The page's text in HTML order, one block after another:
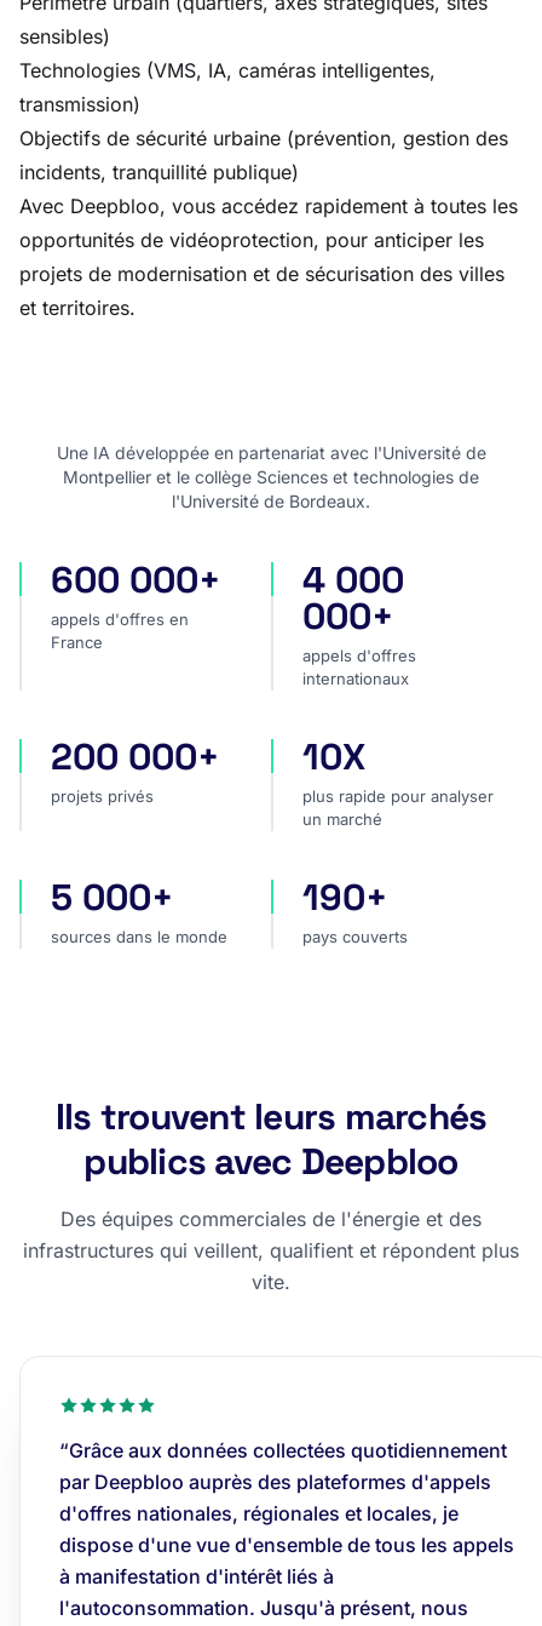
sensibles)
Technologies (VMS, IA, caméras intelligentes,
transmission)
Objectifs de sécurité urbaine (prévention, gestion des
incidents, tranquillité publique)
Avec Deepbloo, vous accédez rapidement à toutes les
opportunités de vidéoprotection, pour anticiper les
projets de modernisation et de sécurisation des villes
et territoires.
Une IA développée en partenariat avec l'Université de
Montpellier et le collège Sciences et technologies de
l'Université de Bordeaux.
appels d'offres en France
600 000+
appels d'offres en
France
appels d'offres
4 000
000+
appels d'offres
internationaux
projets privés
200 000+
projets privés
plus rapide pour analyser
10X
plus rapide pour analyser
un marché
sources dans le monde
5 000+
sources dans le monde
pays couverts
190+
pays couverts
Ils trouvent leurs marchés
publics avec Deepbloo
Des équipes commerciales de l'énergie et des
infrastructures qui veillent, qualifient et répondent plus
vite.
“Grâce aux données collectées quotidiennement
par Deepbloo auprès des plateformes d'appels
d'offres nationales, régionales et locales, je
dispose d'une vue d'ensemble de tous les appels
à manifestation d'intérêt liés à
l'autoconsommation. Jusqu'à présent, nous